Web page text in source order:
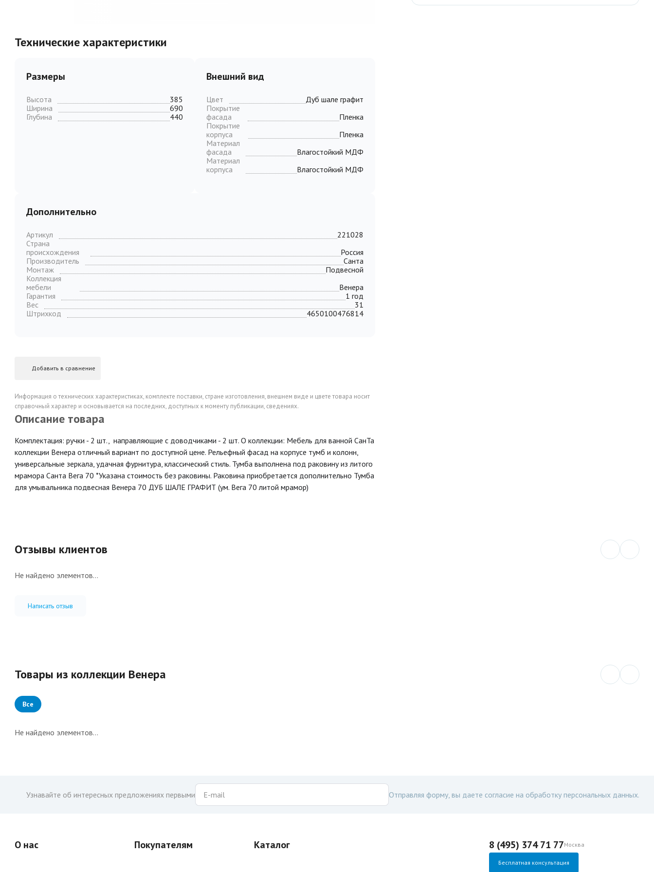
Технические характеристики
Размеры
Высота
385
Ширина
690
Глубина
440
Внешний вид
Цвет
Дуб шале графит
Покрытие
фасада
Пленка
Покрытие
корпуса
Пленка
Материал
фасада
Влагостойкий МДФ
Материал
корпуса
Влагостойкий МДФ
Дополнительно
Артикул
221028
Страна
происхождения
Россия
Производитель
Санта
Монтаж
Подвесной
Коллекция
мебели
Венера
Гарантия
1 год
Вес
31
Штрихкод
4650100476814
Добавить в сравнение
Информация о технических характеристиках, комплекте поставки, стране изготовления, внешнем виде и цвете товара носит
справочный характер и основывается на последних, доступных к моменту публикации, сведениях.
Описание товара
Комплектация: ручки - 2 шт., направляющие с доводчиками - 2 шт. О коллекции: Мебель для ванной СанТа
коллекции Венера отличный вариант по доступной цене. Рельефный фасад на корпусе тумб и колонн,
универсальные зеркала, удачная фурнитура, классический стиль. Тумба выполнена под раковину из литого
мрамора Санта Вега 70 *Указана стоимость без раковины. Раковина приобретается дополнительно Тумба
для умывальника подвесная Венера 70 ДУБ ШАЛЕ ГРАФИТ (ум. Вега 70 литой мрамор)
Отзывы клиентов
Не найдено элементов...
Написать отзыв
Товары из коллекции Венера
Все
Не найдено элементов...
Узнавайте об интересных предложениях первыми Отправляя форму, вы даете согласие на обработку персональных данных.
О нас Покупателям Каталог 8 (495) 374 71 77Москва
Бесплатная консультация